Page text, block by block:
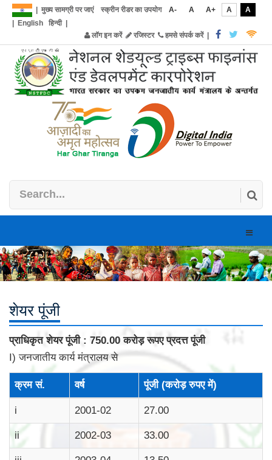
मुख्य सामग्री पर जाएं स्क्रीन रीडर का उपयोग A- A A+ A
A
English हिन्दी|
लॉग इन करें
रजिस्टर हमसे संपर्क करें|
Toggle
शेयर पूंजी
प्राधिकृत शेयर पूंजी : 750.00 करोड़ रूपए प्रदत्त पूंजी
I) जनजातीय कार्य मंत्रालय से
क्रम सं. वर्ष पूंजी (करोड़ रुपए में)
i 2001-02 27.00
ii 2002-03 33.00